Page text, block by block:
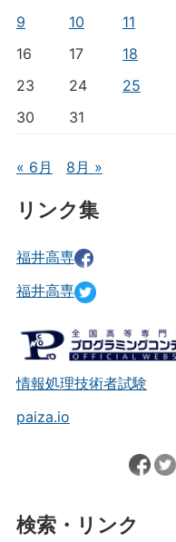
9
10 11
16
17 18
23
24 25
30
31
« 6月 8月 »
リンク集
福井高専
福井高専
情報処理技術者試験
paiza.io
検索・リンク